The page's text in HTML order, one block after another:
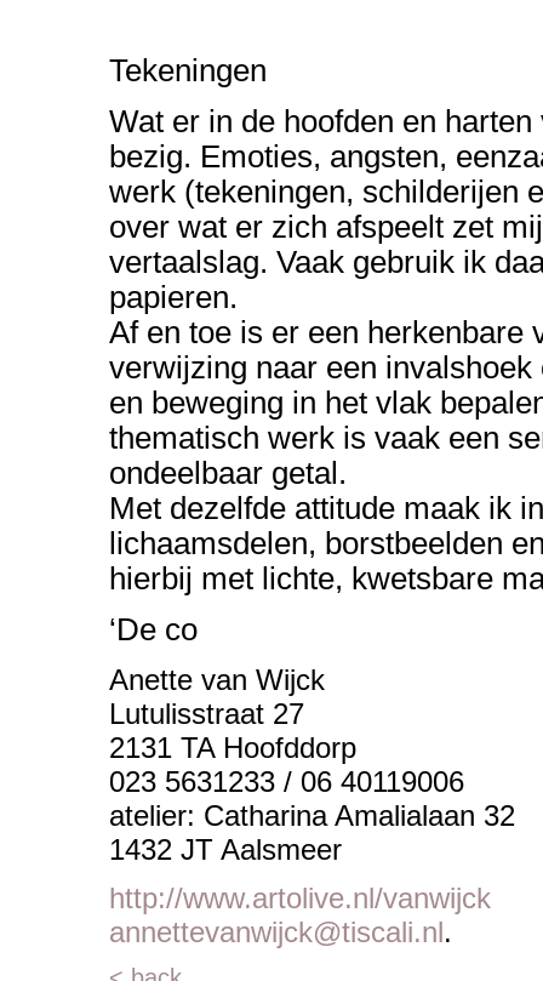
Tekeningen
Wat er in de hoofden en
bezig. Emoties, angsten,
werk (tekeningen, schilderijen
over wat er zich afspeelt zet
vertaalslag. Vaak gebruik ik
papieren.
Af en toe is er een herkenbare
verwijzing naar een
en beweging in het vlak
thematisch werk is vaak een
ondeelbaar getal.
Met dezelfde attitude maak ik
lichaamsdelen, borstbeelden
hierbij met lichte, kwetsbare
‘De co
Anette van Wijck
Lutulisstraat 27
2131 TA Hoofddorp
023 5631233 / 06 40119006
atelier: Catharina Amalialaan 32
1432 JT Aalsmeer
http://www.artolive.nl/vanwijck
annettevanwijck@tiscali.nl.